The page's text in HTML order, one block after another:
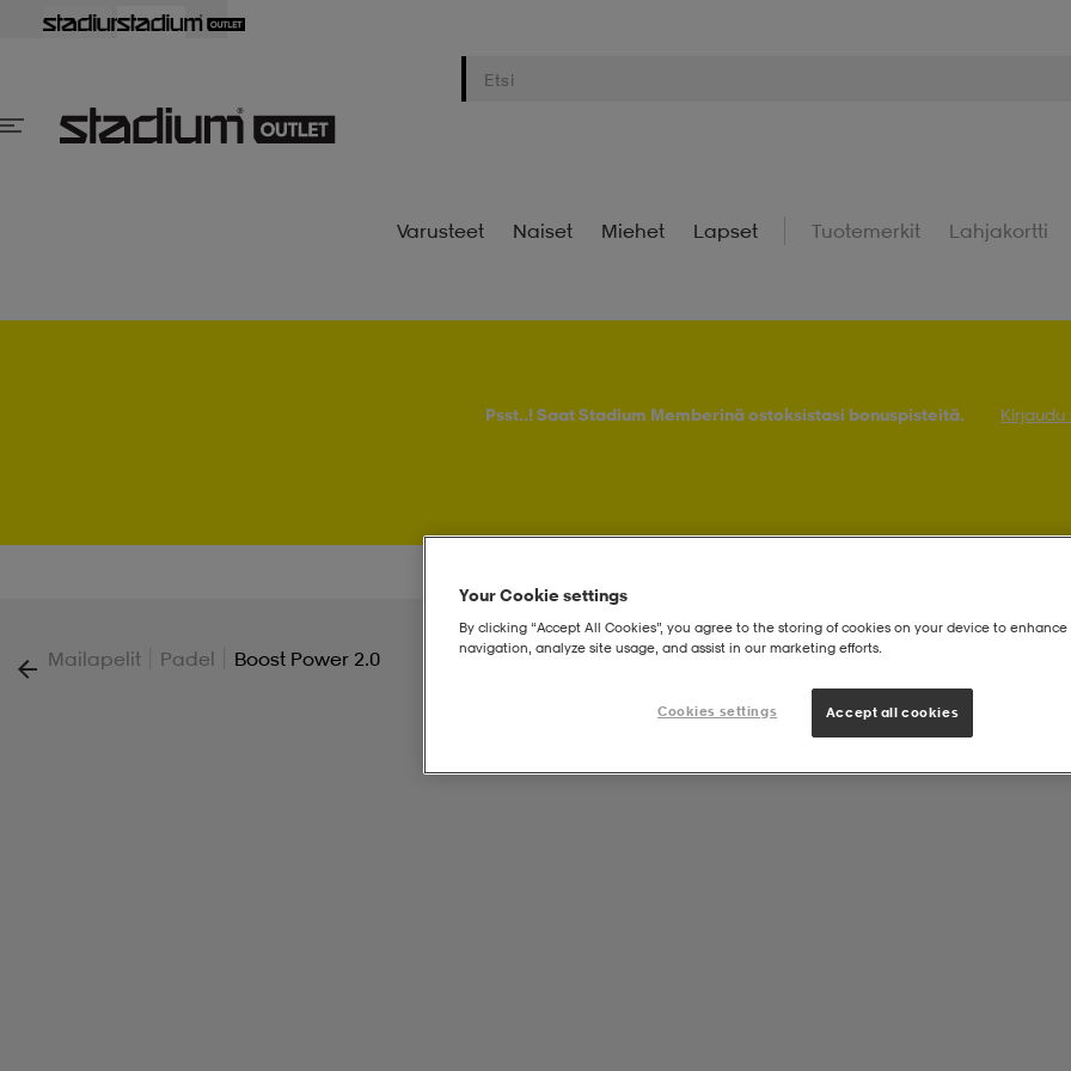
Varusteet Naiset Miehet Lapset Tuotemerkit Lahjakortti
Psst..! Saat Stadium Memberinä ostoksistasi bonuspisteitä. Kirjaudu
Mailapelit Padel Boost Power 2.0
Your Cookie settings
By clicking “Accept All Cookies”, you agree to the storing of cookies on your device to enhance
navigation, analyze site usage, and assist in our marketing efforts.
Cookies settings Accept all cookies